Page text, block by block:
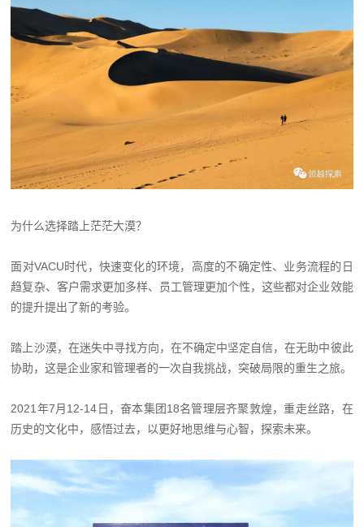
为什么选择踏上茫茫大漠？
面对VACU时代，快速变化的环境，高度的不确定性、业务流程的日
趋复杂、客户需求更加多样、员工管理更加个性，这些都对企业效能
的提升提出了新的考验。
踏上沙漠，在迷失中寻找方向，在不确定中坚定自信，在无助中彼此
协助，这是企业家和管理者的一次自我挑战，突破局限的重生之旅。
2021年7月12-14日，奋本集团18名管理层齐聚敦煌，重走丝路，在
历史的文化中，感悟过去，以更好地思维与心智，探索未来。